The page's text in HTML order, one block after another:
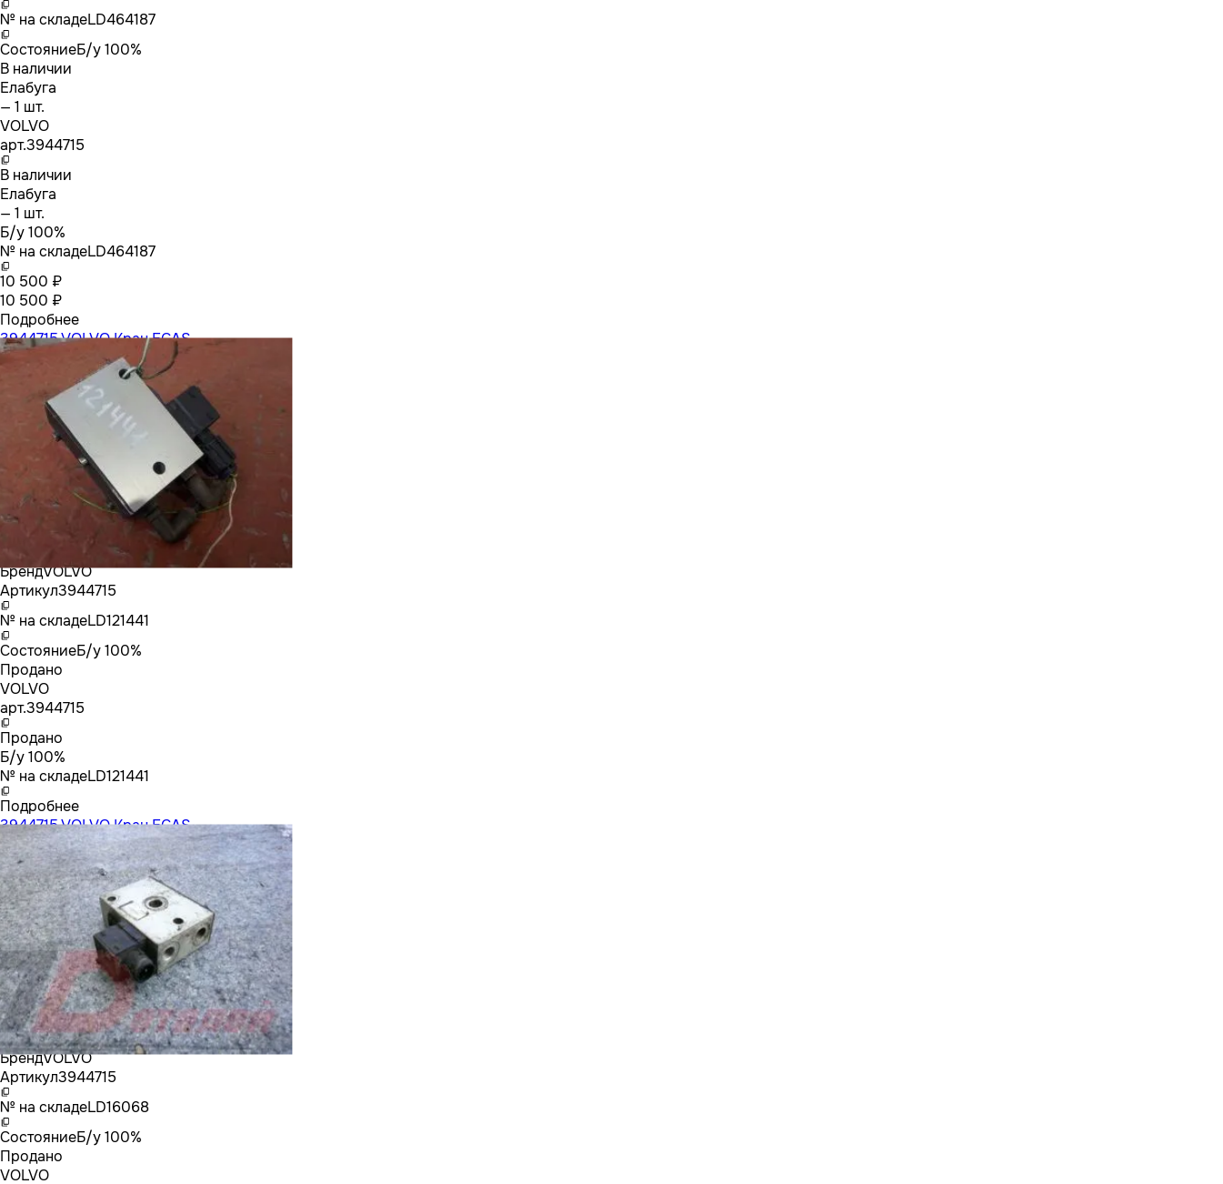
№ на складеLD464187
СостояниеБ/у 100%
В наличии
Елабуга
— 1 шт.
VOLVO
арт.3944715
В наличии
Елабуга
— 1 шт.
Б/у 100%
№ на складеLD464187
10 500 ₽
10 500 ₽
Подробнее
3944715 VOLVO Кран ECAS
БрендVOLVO
Артикул3944715
№ на складеLD121441
СостояниеБ/у 100%
Продано
VOLVO
арт.3944715
Продано
Б/у 100%
№ на складеLD121441
Подробнее
3944715 VOLVO Кран ECAS
БрендVOLVO
Артикул3944715
№ на складеLD16068
СостояниеБ/у 100%
Продано
VOLVO